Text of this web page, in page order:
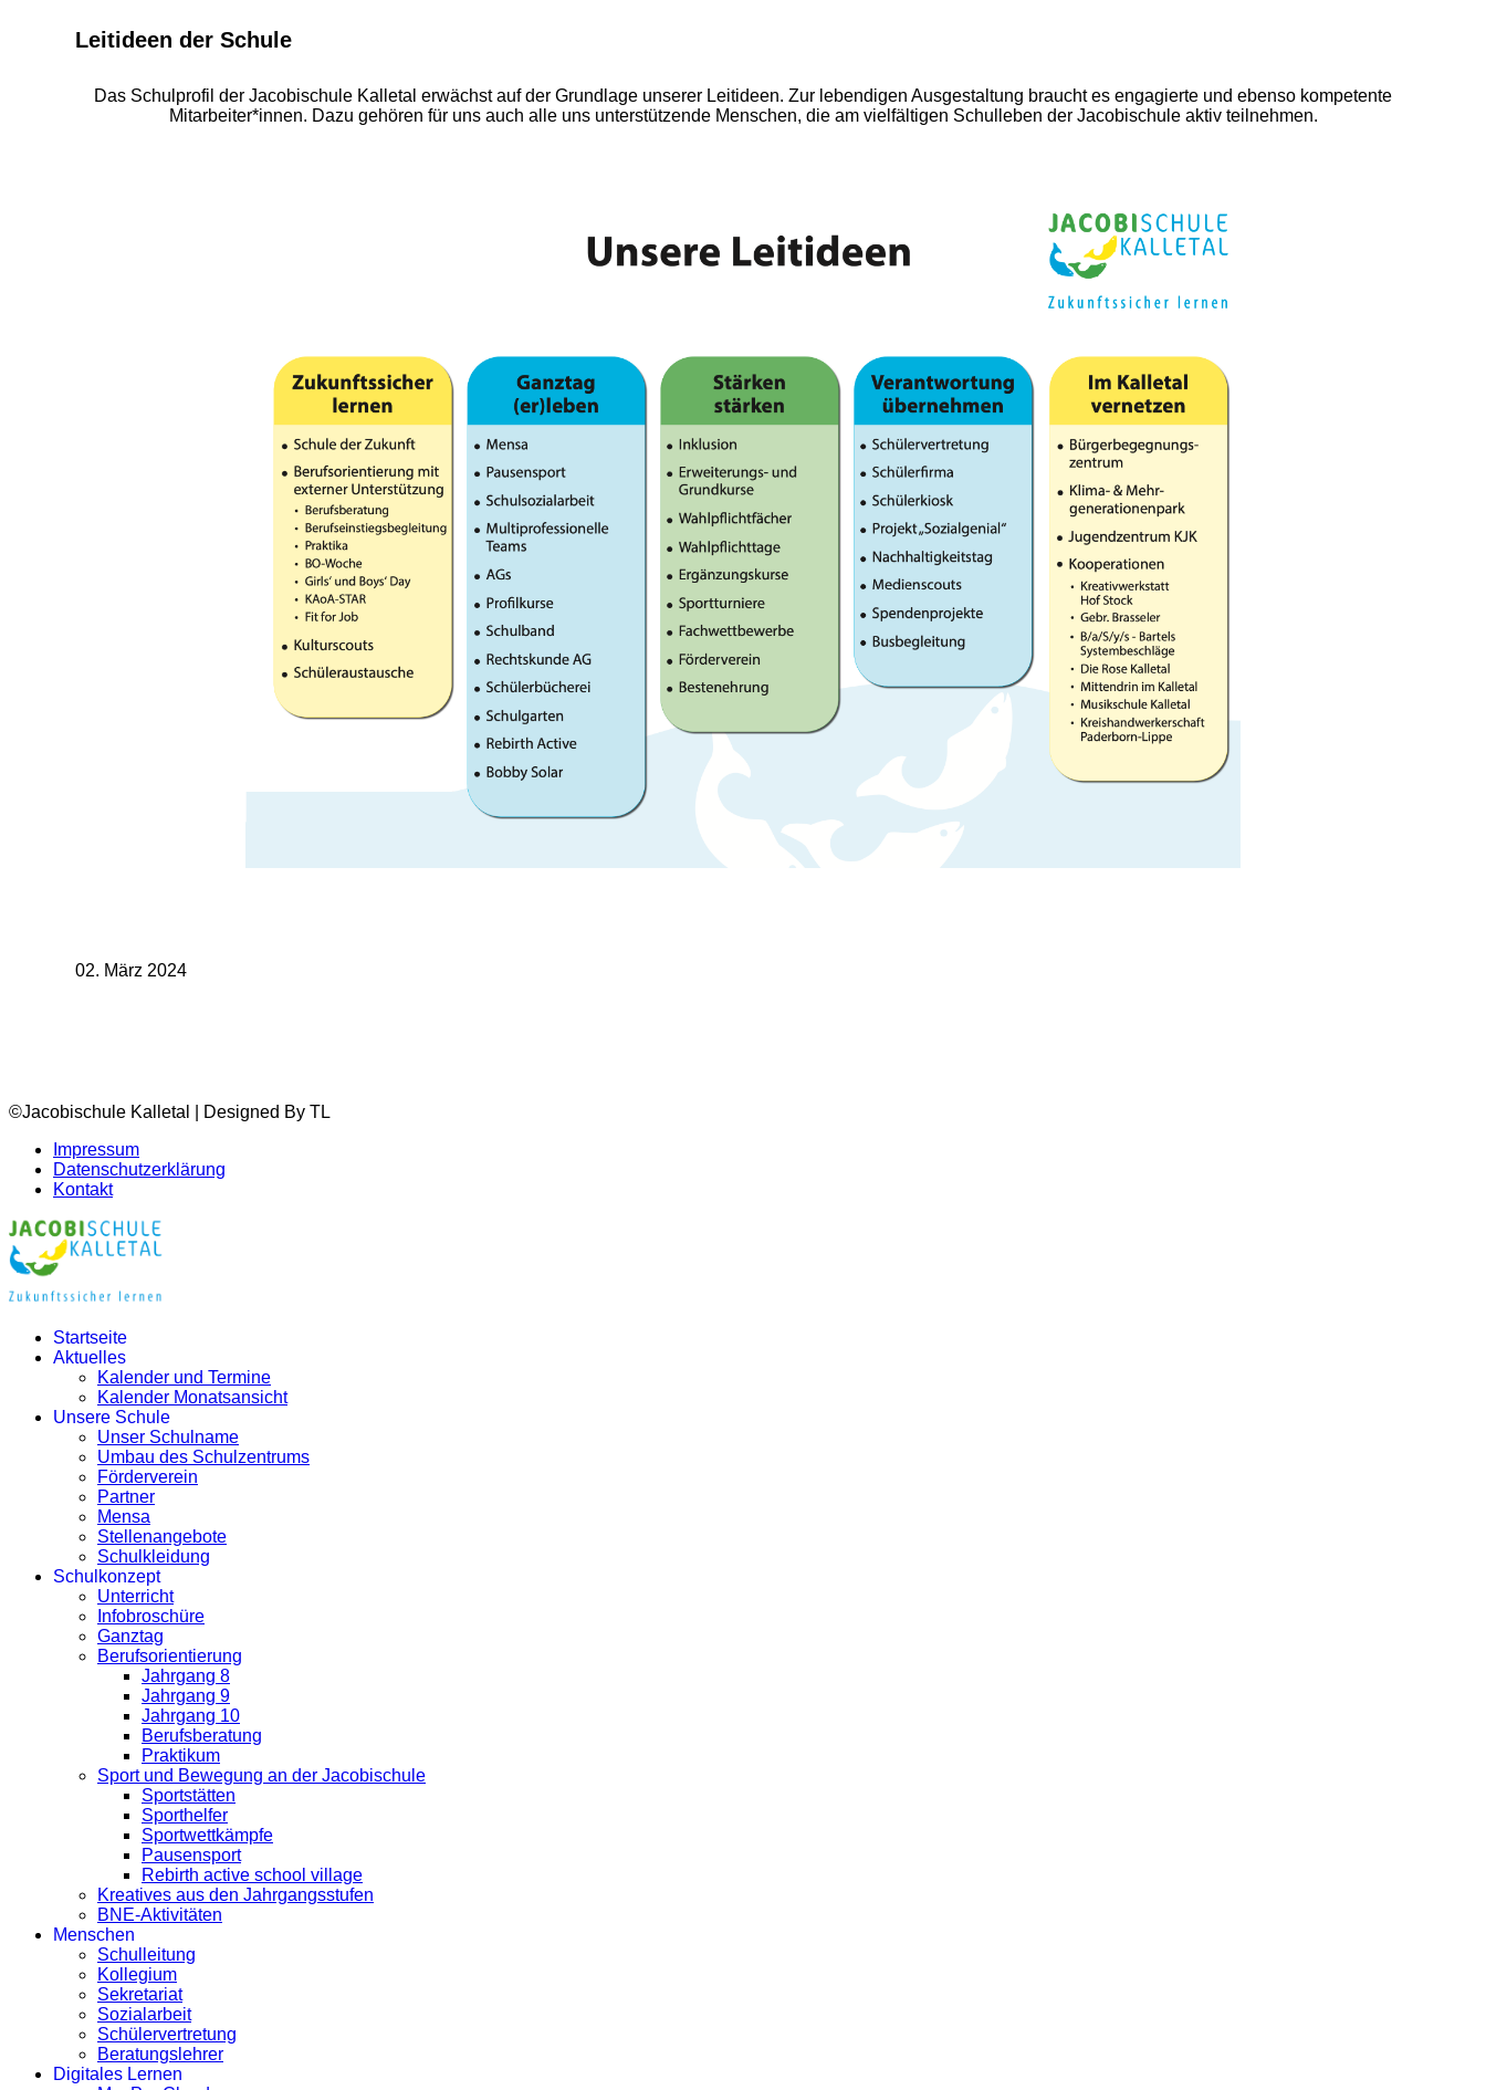
Leitideen der Schule
Das Schulprofil der Jacobischule Kalletal erwächst auf der Grundlage unserer Leitideen. Zur lebendigen Ausgestaltung braucht es engagierte und ebenso kompetente
Mitarbeiter*innen. Dazu gehören für uns auch alle uns unterstützende Menschen, die am vielfältigen Schulleben der Jacobischule aktiv teilnehmen.
02. März 2024
©Jacobischule Kalletal | Designed By TL
Impressum
Datenschutzerklärung
Kontakt
Startseite
Aktuelles
Kalender und Termine
Kalender Monatsansicht
Unsere Schule
Unser Schulname
Umbau des Schulzentrums
Förderverein
Partner
Mensa
Stellenangebote
Schulkleidung
Schulkonzept
Unterricht
Infobroschüre
Ganztag
Berufsorientierung
Jahrgang 8
Jahrgang 9
Jahrgang 10
Berufsberatung
Praktikum
Sport und Bewegung an der Jacobischule
Sportstätten
Sporthelfer
Sportwettkämpfe
Pausensport
Rebirth active school village
Kreatives aus den Jahrgangsstufen
BNE-Aktivitäten
Menschen
Schulleitung
Kollegium
Sekretariat
Sozialarbeit
Schülervertretung
Beratungslehrer
Digitales Lernen